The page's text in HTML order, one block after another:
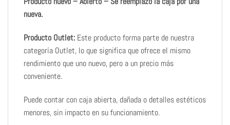
nueva.
Producto Outlet: Este producto forma parte de nuestra
categoría Outlet, lo que significa que ofrece el mismo
rendimiento que uno nuevo, pero a un precio más
conveniente.
Puede contar con caja abierta, dañada o detalles estéticos
menores, sin impacto en su funcionamiento.